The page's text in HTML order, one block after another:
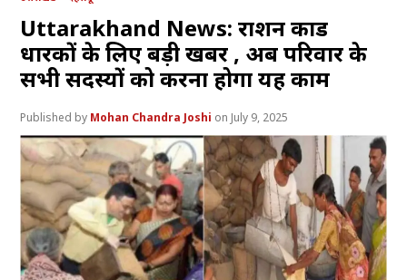
Uttarakhand News: राशन कार्ड
धारकों के लिए बड़ी खबर , अब परिवार के
सभी सदस्यों को करना होगा यह काम
Mohan Chandra Joshi July 9, 2025